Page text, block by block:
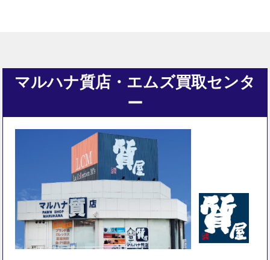
マルハナ質店・エムズ買取センタ
ー